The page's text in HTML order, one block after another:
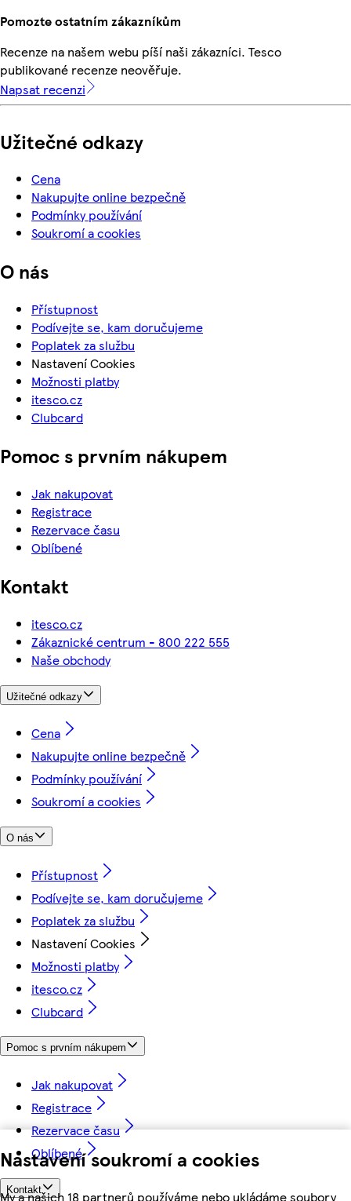
Nastavení soukromí a cookies
My a našich 18 partnerů používáme nebo ukládáme soubory
Pomozte ostatním zákazníkům
Recenze na našem webu píší naši zákazníci. Tesco
publikované recenze neověřuje.
Napsat recenzi
Užitečné odkazy
Cena
Nakupujte online bezpečně
Podmínky používání
Soukromí a cookies
O nás
Přístupnost
Podívejte se, kam doručujeme
Poplatek za službu
Nastavení Cookies
Možnosti platby
itesco.cz
Clubcard
Pomoc s prvním nákupem
Jak nakupovat
Registrace
Rezervace času
Oblíbené
Kontakt
itesco.cz
Zákaznické centrum - 800 222 555
Naše obchody
Užitečné odkazy
Cena
Nakupujte online bezpečně
Podmínky používání
Soukromí a cookies
O nás
Přístupnost
Podívejte se, kam doručujeme
Poplatek za službu
Nastavení Cookies
Možnosti platby
itesco.cz
Clubcard
Pomoc s prvním nákupem
Jak nakupovat
Registrace
Rezervace času
Oblíbené
Kontakt